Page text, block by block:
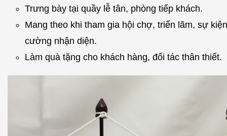
Trưng bày tại quầy lễ tân, phòng tiếp khách.
Mang theo khi tham gia hội chợ, triển lãm, sự
cường nhận diện.
Làm quà tặng cho khách hàng, đối tác thân thiết.